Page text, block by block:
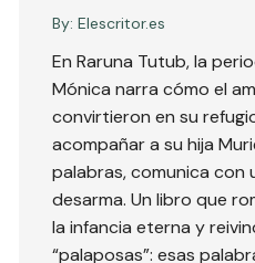
By: Elescritor.es
En Raruna Tutub, la
Mónica narra cómo el
convirtieron en su
acompañar a su hija
palabras, comunica con
desarma. Un libro que
la infancia eterna y
“palaposas”: esas